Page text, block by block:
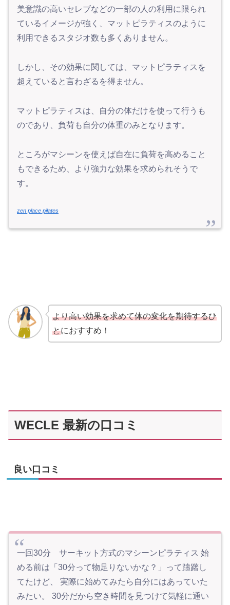
美意識の高いセレブなどの一部の人の利用に限られ
ているイメージが強く、マットピラティスのように
利用できるスタジオ数も多くありません。
しかし、その効果に関しては、マットピラティスを
超えていると言わざるを得ません。
マットピラティスは、自分の体だけを使って行うも
のであり、負荷も自分の体重のみとなります。
ところがマシーンを使えば自在に負荷を高めること
もできるため、より強力な効果を求められそうで
す。
zen place pilates
より高い効果を求めて体の変化を期待するひ
とにおすすめ！
WECLE 最新の口コミ
良い口コミ
一回30分 サーキット方式のマシーンピラティス 始
める前は「30分って物足りないかな？」って躊躇し
てたけど、 実際に始めてみたら自分にはあっていた
みたい。 30分だから空き時間を見つけて気軽に通い